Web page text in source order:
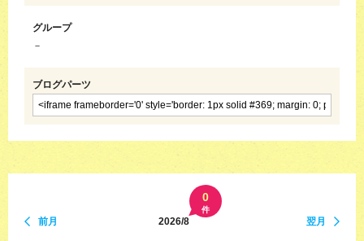
グループ
－
ブログパーツ
前月 2026/8
0
件
翌月